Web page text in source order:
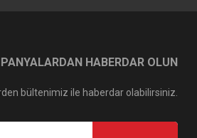
HABERDAR OLUN
bültenimiz ile haberdar olabilirsiniz.